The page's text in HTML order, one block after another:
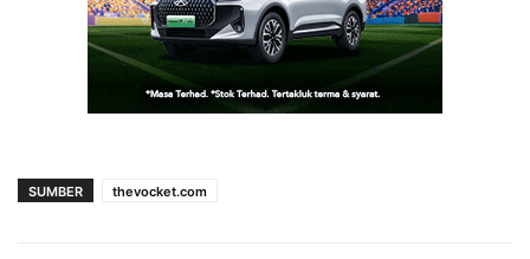
SUMBER thevocket.com